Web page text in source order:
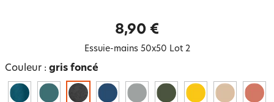
8,90 €
Essuie-mains 50x50 Lot 2
Couleur : gris foncé